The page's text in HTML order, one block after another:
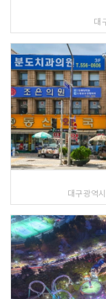
대
대구광역